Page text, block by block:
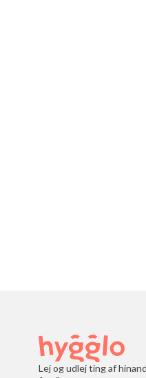
Lej og udlej ting af